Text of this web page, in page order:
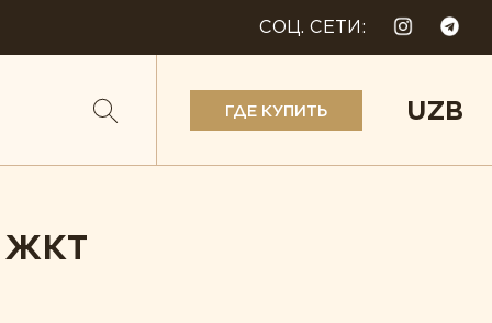
СОЦ. СЕТИ:
ГДЕ КУПИТЬ UZB
ЖКТ